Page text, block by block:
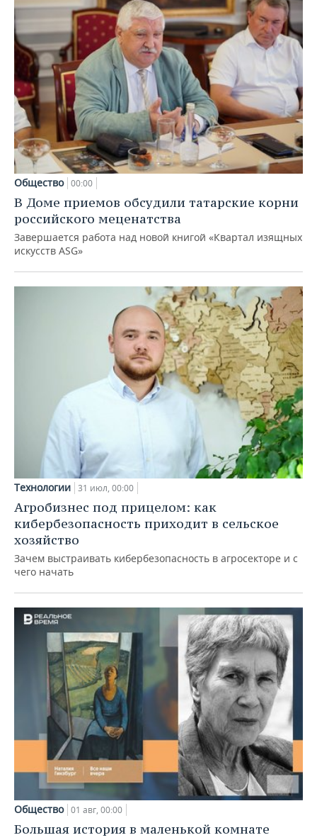
Общество 00:00
В Доме приемов обсудили татарские корни
российского меценатства
Завершается работа над новой книгой «Квартал изящных
искусств ASG»
Технологии 31 июл, 00:00
Агробизнес под прицелом: как
кибербезопасность приходит в сельское
хозяйство
Зачем выстраивать кибербезопасность в агросекторе и с
чего начать
Общество 01 авг, 00:00
Большая история в маленькой комнате